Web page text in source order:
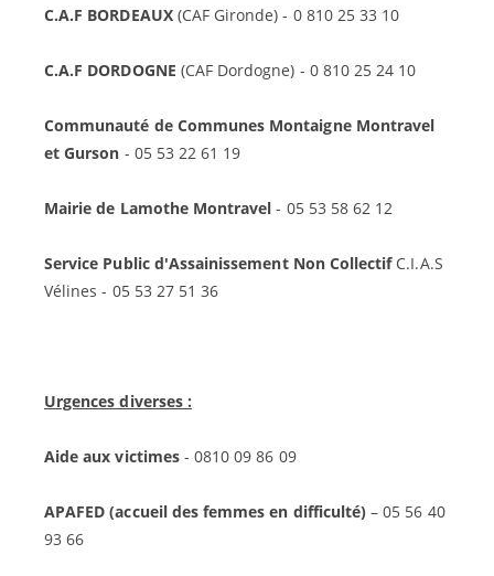
C.A.F BORDEAUX(CAF Gironde) - 0 810 25 33 10
C.A.F DORDOGNE (CAF Dordogne) - 0 810 25 24 10
Communauté de Communes Montaigne Montravel
et Gurson - 05 53 22 61 19
Mairie de Lamothe Montravel - 05 53 58 62 12
Service Public d'Assainissement Non CollectifC.I.A.S
Vélines - 05 53 27 51 36
Urgences diverses :
Aide aux victimes- 0810 09 86 09
APAFED (accueil des femmes en difficulté) – 05 56 40
93 66